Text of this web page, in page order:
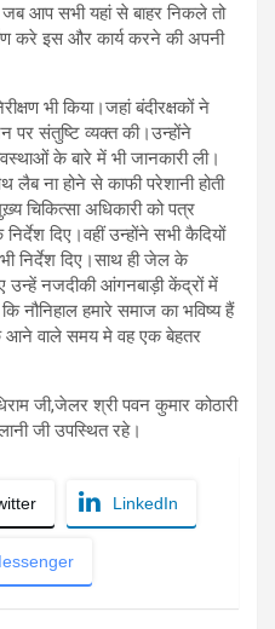
आप सभी यहां से बाहर निकले तो
करे इस और कार्य करने की अपनी
भी किया।जहां बंदीरक्षकों ने
पर संतुष्टि व्यक्त की।उन्होंने
के बारे में भी जानकारी ली।
लैब ना होने से काफी परेशानी होती
चिकित्सा अधिकारी को पत्र
दिए।वहीं उन्होंने सभी कैदियों
निर्देश दिए।साथ ही जेल के
उन्हें नजदीकी आंगनबाड़ी केंद्रों में
नौनिहाल हमारे समाज का भविष्य हैं
आने वाले समय मे वह एक बेहतर
जी,जेलर श्री पवन कुमार कोठारी
जी उपस्थित रहे।
LinkedIn